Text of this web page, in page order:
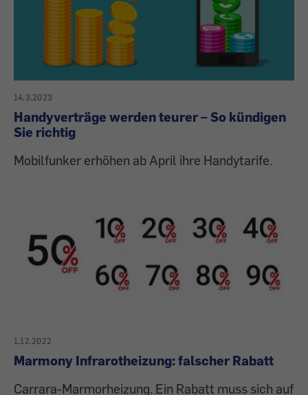
14.3.2023
Handyverträge werden teurer – So kündigen
Sie richtig
Mobilfunker erhöhen ab April ihre Handytarife.
1.12.2022
Marmony Infrarotheizung: falscher Rabatt
Carrara-Marmorheizung. Ein Rabatt muss sich auf